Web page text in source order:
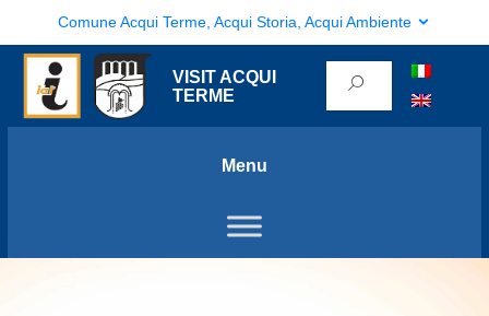
Comune Acqui Terme, Acqui Storia, Acqui Ambiente
VISIT ACQUI
TERME
Menu